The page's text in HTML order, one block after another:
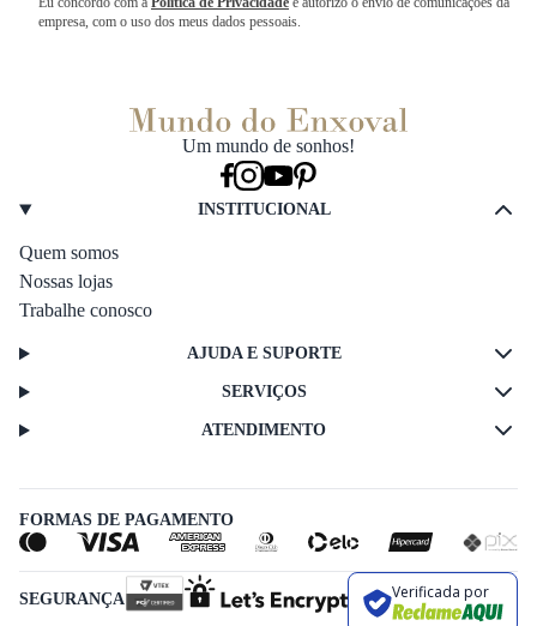
empresa, com o uso dos meus dados pessoais.
Um mundo de sonhos!
INSTITUCIONAL
Quem somos
Nossas lojas
Trabalhe conosco
AJUDA E SUPORTE
SERVIÇOS
ATENDIMENTO
FORMAS DE PAGAMENTO
SEGURANÇA Verificada por